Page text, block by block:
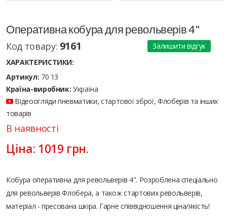
Оперативна кобура для револьверів 4"
Код товару: 9161
Залишити відгук
ХАРАКТЕРИСТИКИ:
Артикул: 70 13
Країна-виробник: Україна
Відеоогляди пневматики, стартової зброї, Флоберів та інших
товарів
В наявності
Ціна: 1019 грн.
Кобура оперативна для револьверів 4". Розроблена спеціально
для револьверів Флобера, а також стартових револьверів,
матеріал - пресована шкіра. Гарне співвідношення ціна/якість!